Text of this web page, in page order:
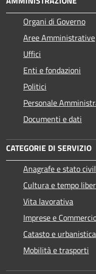
Organi di Governo
Aree Amministrative
Uffici
Enti e fondazioni
Politici
Personale
Documenti e dati
CATEGORIE DI SERVIZIO
Anagrafe e stato
Cultura e tempo
Vita lavorativa
Imprese e
Catasto e urbanistica
Mobilità e trasporti